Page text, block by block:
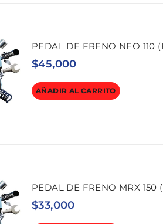
PEDAL DE FRENO NEO 110
$45,000
AÑADIR AL CARRITO
PEDAL DE FRENO MRX 150
$33,000